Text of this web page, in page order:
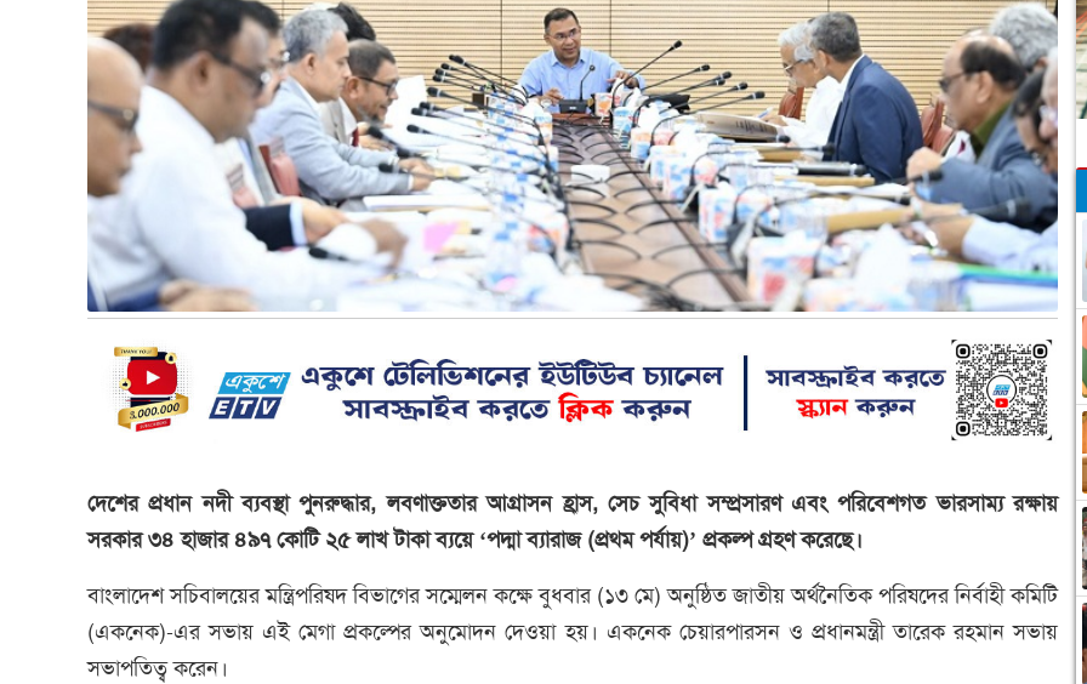
দেশের প্রধান নদী ব্যবস্থা পুনরুদ্ধার, লবণাক্ততার আগ্রাসন হ্রাস, সেচ সুবিধা সম্প্রসারণ এবং পরিবেশগত ভারসাম্য রক্ষায়
সরকার ৩৪ হাজার ৪৯৭ কোটি ২৫ লাখ টাকা ব্যয়ে ‘পদ্মা ব্যারাজ (প্রথম পর্যায়)’ প্রকল্প গ্রহণ করেছে।
বাংলাদেশ সচিবালয়ের মন্ত্রিপরিষদ বিভাগের সম্মেলন কক্ষে বুধবার (১৩ মে) অনুষ্ঠিত জাতীয় অর্থনৈতিক পরিষদের নির্বাহী কমিটি
(একনেক)-এর সভায় এই মেগা প্রকল্পের অনুমোদন দেওয়া হয়। একনেক চেয়ারপারসন ও প্রধানমন্ত্রী তারেক রহমান সভায়
সভাপতিত্ব করেন।